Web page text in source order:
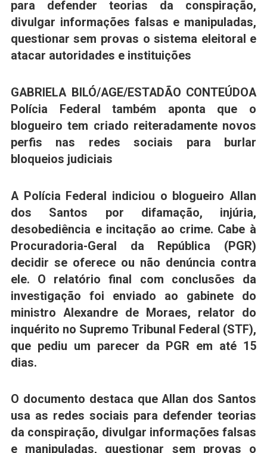
para defender teorias da conspiração,
divulgar informações falsas e manipuladas,
questionar sem provas o sistema eleitoral e
atacar autoridades e instituições
GABRIELA BILÓ/AGE/ESTADÃO CONTEÚDOA
Polícia Federal também aponta que o
blogueiro tem criado reiteradamente novos
perfis nas redes sociais para burlar
bloqueios judiciais
A Polícia Federal indiciou o blogueiro Allan
dos Santos por difamação, injúria,
desobediência e incitação ao crime. Cabe à
Procuradoria-Geral da República (PGR)
decidir se oferece ou não denúncia contra
ele. O relatório final com conclusões da
investigação foi enviado ao gabinete do
ministro Alexandre de Moraes, relator do
inquérito no Supremo Tribunal Federal (STF),
que pediu um parecer da PGR em até 15
dias.
O documento destaca que Allan dos Santos
usa as redes sociais para defender teorias
da conspiração, divulgar informações falsas
e manipuladas, questionar sem provas o